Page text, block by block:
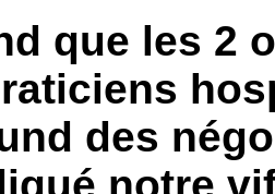
que les 2
des
notre